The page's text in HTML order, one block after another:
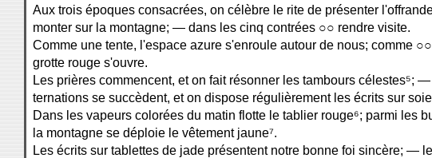
Aux trois époques consacrées, on célèbre le rite de présenter
monter sur la montagne; — dans les cinq contrées ○○ rendre visite.
Comme une tente, l'espace azure s'enroule autour de nous; comme
grotte rouge s'ouvre.
Les prières commencent, et on fait résonner les tambours célestes⁵;
ternations se succèdent, et on dispose régulièrement les écrits sur
Dans les vapeurs colorées du matin flotte le tablier rouge⁶; parmi les
la montagne se déploie le vêtement jaune⁷.
Les écrits sur tablettes de jade présentent notre bonne foi sincère; —